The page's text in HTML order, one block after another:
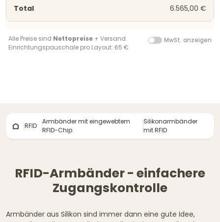
6.565,00 €
Alle Preise sind Nettopreise + Versand.
Einrichtungspauschale pro Layout: 65 €
MwSt. anzeigen
RFID
Armbänder mit eingewebtem
RFID-Chip
Silikonarmbänder
mit RFID
RFID-Armbänder - einfachere
Zugangskontrolle
Armbänder aus Silikon sind immer dann eine gute Idee,